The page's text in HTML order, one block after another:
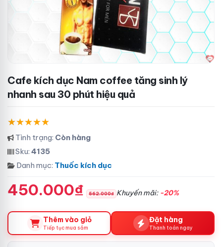
Cafe kích dục Nam coffee tăng sinh lý
nhanh sau 30 phút hiệu quả
Tình trạng: Còn hàng
Sku: 4135
Danh mục: Thuốc kích dục
450.000₫ 562.000₫ Khuyến mãi: -20%
Thêm vào giỏ
Tiếp tục mua sắm
Đặt hàng
Thanh toán ngay